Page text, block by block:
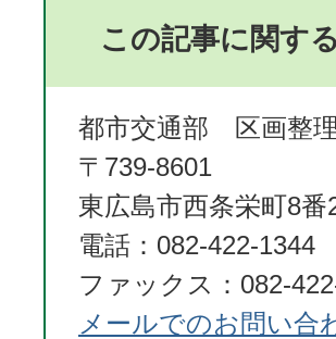
この記事に関す
都市交通部 区画整
〒739-8601
東広島市西条栄町8
電話：082-422-1344
ファックス：082-
メールでのお問い合